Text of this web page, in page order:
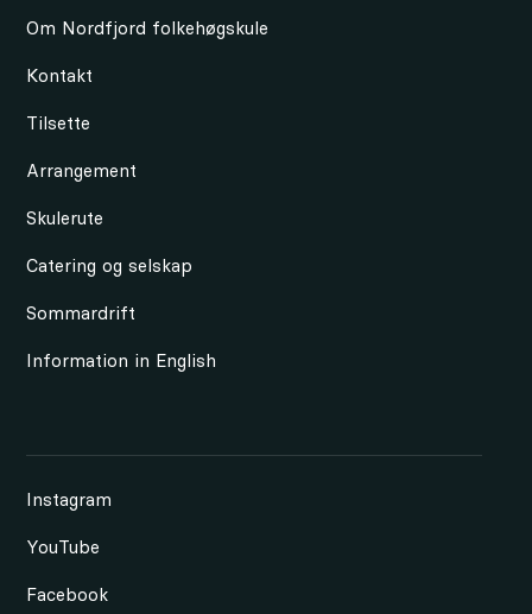
Om Nordfjord folkehøgskule
Kontakt
Tilsette
Arrangement
Skulerute
Catering og selskap
Sommardrift
Information in English
Instagram
YouTube
Facebook